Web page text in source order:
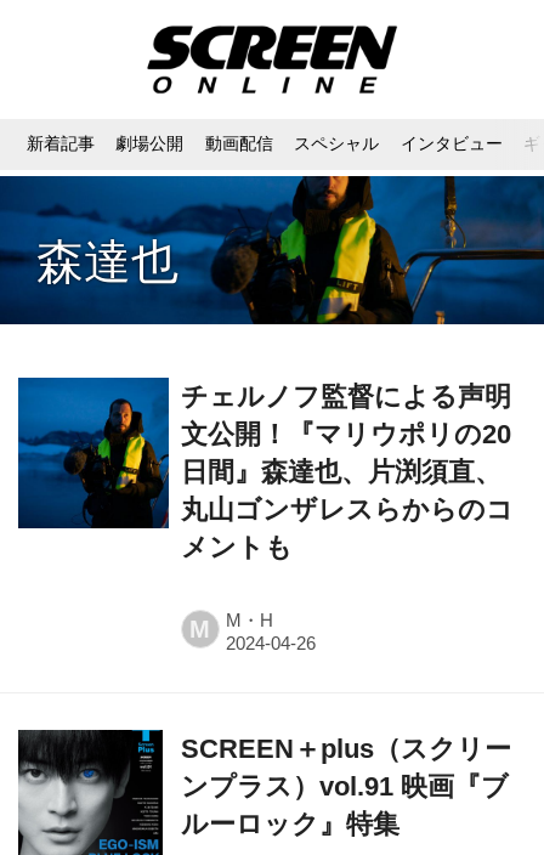
新着記事 劇場公開 動画配信 スペシャル インタビュー
森達也
チェルノフ監督による声明
文公開！『マリウポリの20
日間』森達也、片渕須直、
丸山ゴンザレスらからのコ
メントも
M M・H
SCREEN＋plus（スクリー
ンプラス）vol.91 映画『ブ
ルーロック』特集